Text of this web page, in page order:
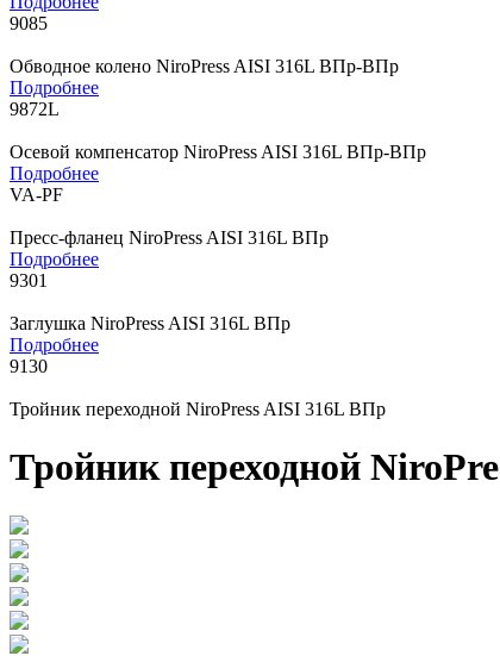
9085
Обводное колено NiroPress AISI 316L ВПр-ВПр
Подробнее
9872L
Осевой компенсатор NiroPress AISI 316L ВПр-ВПр
Подробнее
VA-PF
Пресс-фланец NiroPress AISI 316L ВПр
Подробнее
9301
Заглушка NiroPress AISI 316L ВПр
Подробнее
9130
Тройник переходной NiroPress AISI 316L ВПр
Тройник переходной